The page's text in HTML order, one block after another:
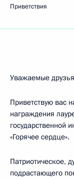
Приветствия
Уважаемые
Приветствую вас
награждения
государственной
«Горячее сердце».
Патриотическое,
подрастающего